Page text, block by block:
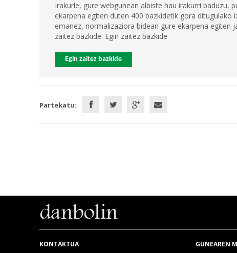
Irakurle, gure webgunean albiste hau irakurri baduzu,
ekarpena egiten duten 400 bazkidetik gora ditugulako
emanez, normalizaziora bidean gure ekarpena egiten
zaitez bazkide. Egin zaitez bazkide
Egin zaitez bazkide
Partekatu:
KONTAKTUA GUNEAREN